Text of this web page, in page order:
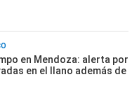
en Mendoza: alerta por
en el llano además de